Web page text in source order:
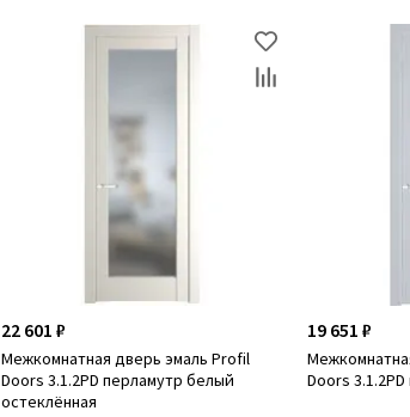
22 601 ₽
Межкомнатная дверь эмаль Profil
Doors 3.1.2PD перламутр белый
остеклённая
19 651 ₽
Doors